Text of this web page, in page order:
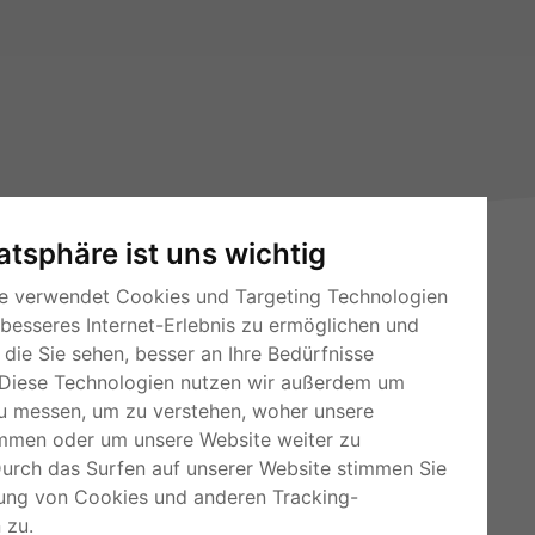
ist uns wichtig
verwendet Cookies und Targeting Technologien
Internet-Erlebnis zu ermöglichen und
Sie sehen, besser an Ihre Bedürfnisse
Technologien nutzen wir außerdem um
messen, um zu verstehen, woher unsere
oder um unsere Website weiter zu
das Surfen auf unserer Website stimmen Sie
von Cookies und anderen Tracking-
zu.
RSS-Feeds
Für Webmaster
Kleinanzeigen-Österreich